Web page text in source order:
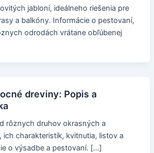
jabloní, ideálneho riešenia pre
a balkóny. Informácie o pestovaní,
odrodách vrátane obľúbenej
dreviny: Popis a
rôznych druhov okrasných a
charakteristík, kvitnutia, listov a
o výsadbe a pestovaní. […]